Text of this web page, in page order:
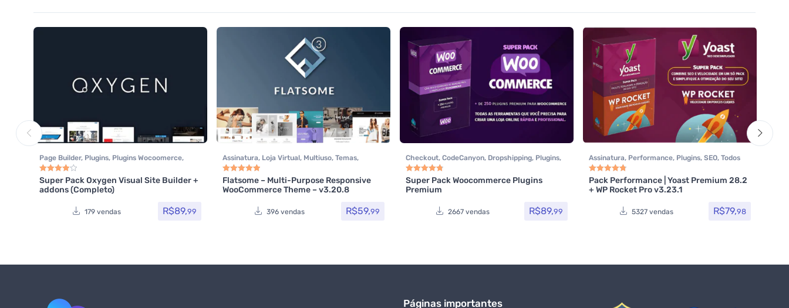
Page Builder, Plugins, Plugins Wocoomerce,
Todos os itens
Avaliação 4.00de 5
Super Pack Oxygen Visual Site Builder +
addons (Completo)
179 vendas R$89,99
Assinatura, Loja Virtual, Multiuso, Temas,
Themeforest
Avaliação5.00 de 5
Flatsome – Multi-Purpose Responsive
WooCommerce Theme – v3.20.8
396 vendas R$59,99
Checkout, CodeCanyon, Dropshipping, Plugins,
Plugins Wocoomerce
Woocommerce
Avaliação4.83
Super Pack Woocommerce Plugins
Premium
2667 vendas R$89,99
Assinatura, Performance, Plugins, SEO, Todos
os itens, WP Rocket
Avaliação 4.85de 5
Pack Performance | Yoast Premium 28.2
+ WP Rocket Pro v3.23.1
5327 vendas R$79,98
Páginas importantes